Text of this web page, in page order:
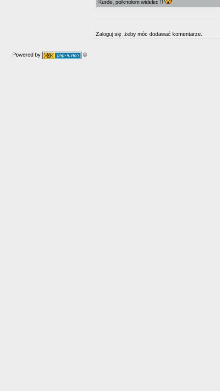
Kurde, połknołem widelec !!
Zaloguj się, żeby móc dodawać komentarze.
Powered by ©